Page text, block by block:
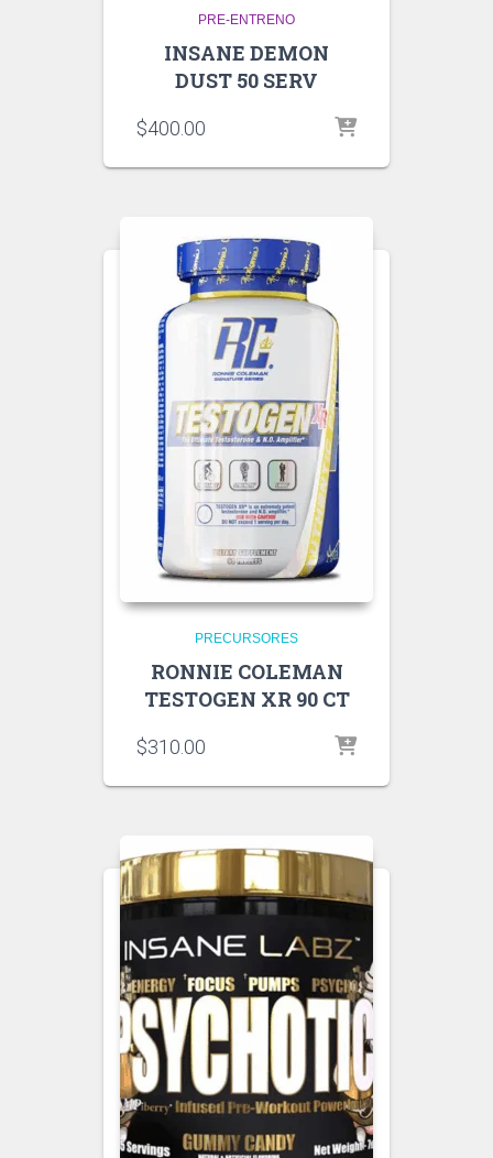
PRE-ENTRENO
INSANE DEMON
DUST 50 SERV
$400.00
PRECURSORES
RONNIE COLEMAN
TESTOGEN XR 90 CT
$310.00